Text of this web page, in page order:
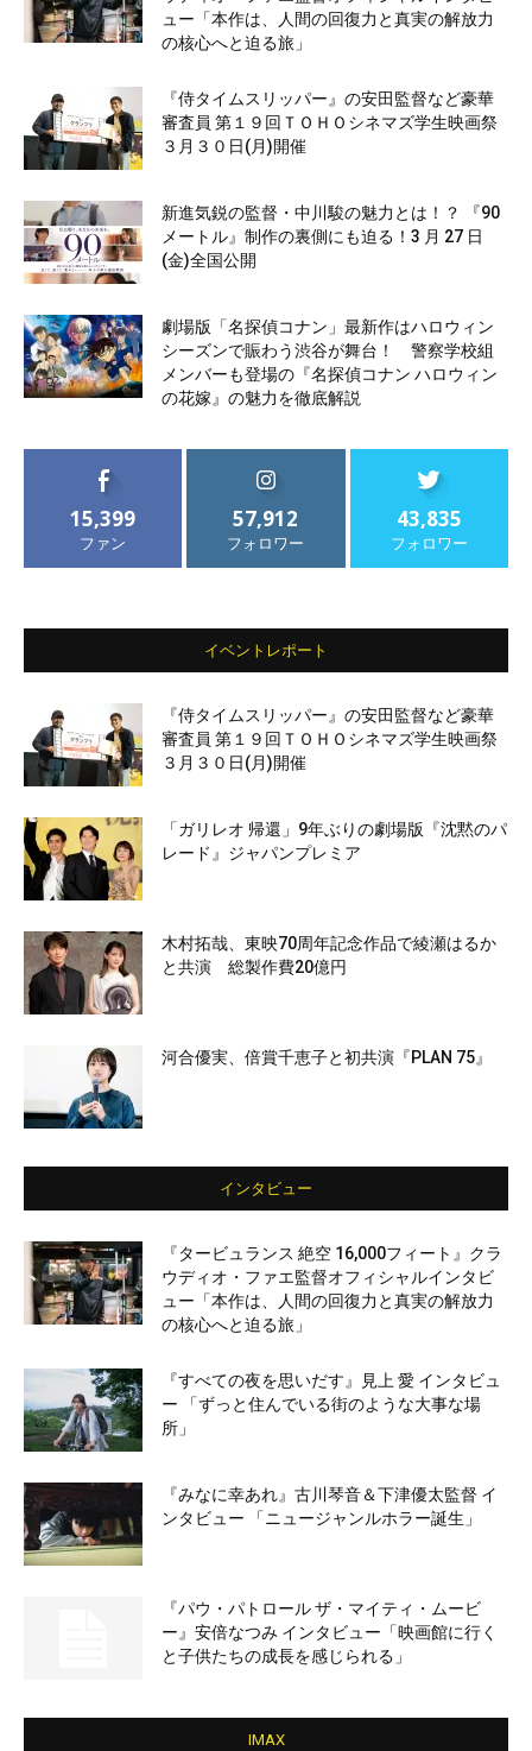
ュー「本作は、人間の回復力と真実の解放力
の核心へと迫る旅」
『侍タイムスリッパー』の安田監督など豪華
審査員 第１９回ＴＯＨＯシネマズ学生映画祭
３月３０日(月)開催
新進気鋭の監督・中川駿の魅力とは！？ 『90
メートル』制作の裏側にも迫る！3 月 27 日
(金)全国公開
劇場版「名探偵コナン」最新作はハロウィン
シーズンで賑わう渋谷が舞台！ 警察学校組
メンバーも登場の『名探偵コナン ハロウィン
の花嫁』の魅力を徹底解説
15,399
ファン
57,912
フォロワー
43,835
フォロワー
イベントレポート
『侍タイムスリッパー』の安田監督など豪華
審査員 第１９回ＴＯＨＯシネマズ学生映画祭
３月３０日(月)開催
「ガリレオ 帰還」9年ぶりの劇場版『沈黙のパ
レード』ジャパンプレミア
木村拓哉、東映70周年記念作品で綾瀬はるか
と共演 総製作費20億円
河合優実、倍賞千恵子と初共演『PLAN 75』
インタビュー
『タービュランス 絶空 16,000フィート』クラ
ウディオ・ファエ監督オフィシャルインタビ
ュー「本作は、人間の回復力と真実の解放力
の核心へと迫る旅」
『すべての夜を思いだす』見上 愛 インタビュ
ー 「ずっと住んでいる街のような大事な場
所」
『みなに幸あれ』古川琴音＆下津優太監督 イ
ンタビュー 「ニュージャンルホラー誕生」
『パウ・パトロール ザ・マイティ・ムービ
ー』安倍なつみ インタビュー「映画館に行く
と子供たちの成長を感じられる」
IMAX